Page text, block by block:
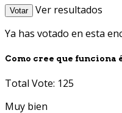
Votar
Ver resultados
Ya has votado en esta
Como cree que
Total Vote: 125
Muy bien